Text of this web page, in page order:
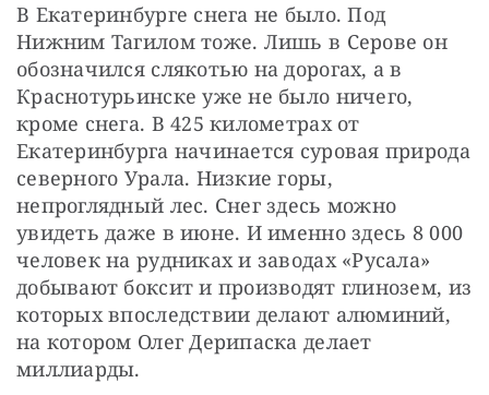
В Екатеринбурге снега не было. Под
Нижним Тагилом тоже. Лишь в Серове он
обозначился слякотью на дорогах, а в
Краснотурьинске уже не было ничего,
кроме снега. В 425 километрах от
Екатеринбурга начинается суровая природа
северного Урала. Низкие горы,
непроглядный лес. Снег здесь можно
увидеть даже в июне. И именно здесь 8 000
человек на рудниках и заводах «Русала»
добывают боксит и производят глинозем, из
которых впоследствии делают алюминий,
на котором Олег Дерипаска делает
миллиарды.